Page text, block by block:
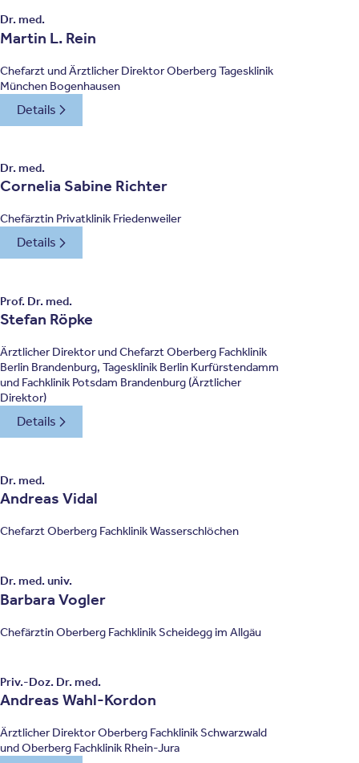
Dr. med.
Martin L. Rein
Chefarzt und Ärztlicher Direktor Oberberg Tagesklinik
München Bogenhausen
Details
Dr. med.
Cornelia Sabine Richter
Chefärztin Privatklinik Friedenweiler
Details
Prof. Dr. med.
Stefan Röpke
Ärztlicher Direktor und Chefarzt Oberberg Fachklinik
Berlin Brandenburg, Tagesklinik Berlin Kurfürstendamm
und Fachklinik Potsdam Brandenburg (Ärztlicher
Direktor)
Details
Dr. med.
Andreas Vidal
Chefarzt Oberberg Fachklinik Wasserschlöchen
Dr. med. univ.
Barbara Vogler
Chefärztin Oberberg Fachklinik Scheidegg im Allgäu
Priv.-Doz. Dr. med.
Andreas Wahl-Kordon
Ärztlicher Direktor Oberberg Fachklinik Schwarzwald
und Oberberg Fachklinik Rhein-Jura